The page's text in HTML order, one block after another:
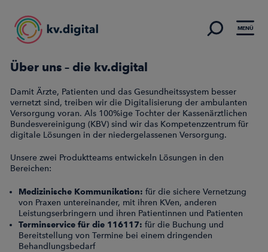
MENÜ
Über uns – die kv.digital
Damit Ärzte, Patienten und das Gesundheitssystem besser
vernetzt sind, treiben wir die Digitalisierung der ambulanten
Versorgung voran. Als 100%ige Tochter der Kassenärztlichen
Bundesvereinigung (KBV) sind wir das Kompetenzzentrum für
digitale Lösungen in der niedergelassenen Versorgung.
Unsere zwei Produktteams entwickeln Lösungen in den
Bereichen:
Medizinische Kommunikation: für die sichere Vernetzung
von Praxen untereinander, mit ihren KVen, anderen
Leistungserbringern und ihren Patientinnen und Patienten
Terminservice für die 116117: für die Buchung und
Bereitstellung von Termine bei einem dringenden
Behandlungsbedarf